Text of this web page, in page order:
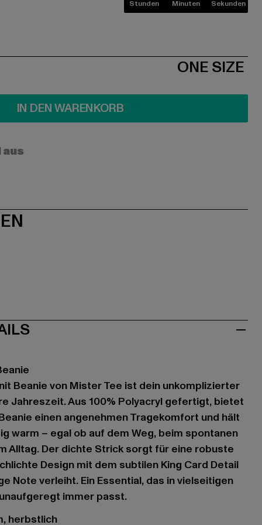
Stunden Minuten Sekunden
ONE SIZE
IN DEN WARENKORB
Beanie von Mister Tee ist dein unkomplizierter
Jahreszeit. Aus 100% Polyacryl gefertigt, bietet
einen angenehmen Tragekomfort und hält
warm – egal ob auf dem Weg, beim spontanen
Alltag. Der dichte Strick sorgt für eine robuste
Design mit dem subtilen King Card Detail
Note verleiht. Ein Essential, das in vielseitigen
immer passt.
herbstlich